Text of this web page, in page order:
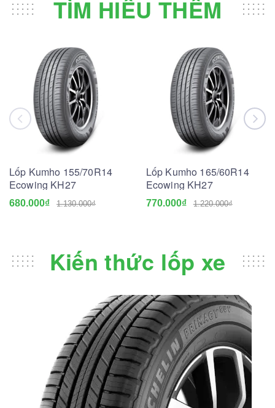
TÌM HIỂU THÊM
Lốp Kumho 155/70R14
Ecowing KH27
680.000₫ 1.130.000₫
Lốp Kumho 165/60R14
Ecowing KH27
770.000₫ 1.220.000₫
Kiến thức lốp xe